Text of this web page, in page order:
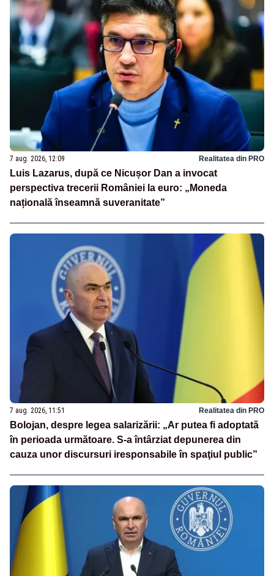
7 aug. 2026, 12:09 Realitatea din PRO
Luis Lazarus, după ce Nicușor Dan a invocat
perspectiva trecerii României la euro: „Moneda
națională înseamnă suveranitate”
7 aug. 2026, 11:51 Realitatea din PRO
Bolojan, despre legea salarizării: „Ar putea fi adoptată
în perioada următoare. S-a întârziat depunerea din
cauza unor discursuri iresponsabile în spaţiul public”